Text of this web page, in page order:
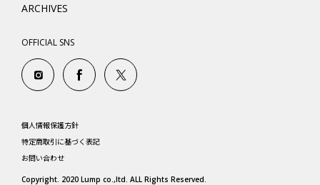
ARCHIVES
OFFICIAL SNS
個人情報保護方針
特定商取引に基づく表記
お問い合わせ
Copyright. 2020 Lump co.,ltd. ALL Rights Reserved.